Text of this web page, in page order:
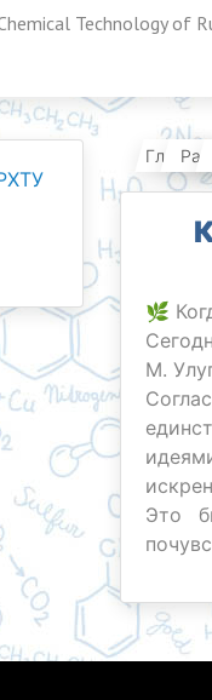
Technology of
Главная
🌿
М.
Это